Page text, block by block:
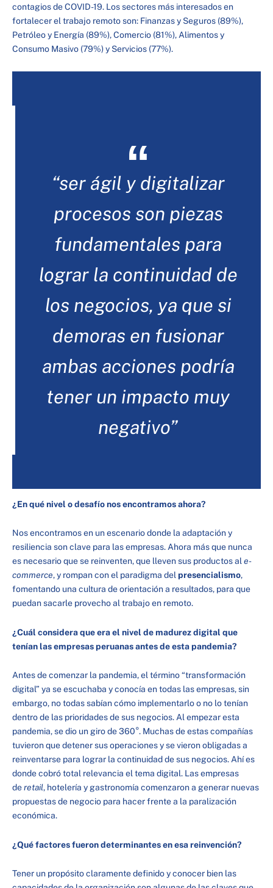
contagios de COVID-19. Los sectores más interesados en
fortalecer el trabajo remoto son: Finanzas y Seguros (89%),
Petróleo y Energía (89%), Comercio (81%), Alimentos y
Consumo Masivo (79%) y Servicios (77%).
“ser ágil y digitalizar
procesos son piezas
fundamentales para
lograr la continuidad de
los negocios, ya que si
demoras en fusionar
ambas acciones podría
tener un impacto muy
negativo”
¿En qué nivel o desafío nos encontramos ahora?
Nos encontramos en un escenario donde la adaptación y
resiliencia son clave para las empresas. Ahora más que nunca
es necesario que se reinventen, que lleven sus productos ale-
commerce, y rompan con el paradigma delpresencialismo,
fomentando una cultura de orientación a resultados, para que
puedan sacarle provecho al trabajo en remoto.
¿Cuál considera que era el nivel de madurez digital que
tenían las empresas peruanas antes de esta pandemia?
Antes de comenzar la pandemia, el término “transformación
digital” ya se escuchaba y conocía en todas las empresas, sin
embargo, no todas sabían cómo implementarlo o no lo tenían
dentro de las prioridades de sus negocios. Al empezar esta
pandemia, se dio un giro de 360°. Muchas de estas compañías
tuvieron que detener sus operaciones y se vieron obligadas a
reinventarse para lograr la continuidad de sus negocios. Ahí es
donde cobró total relevancia el tema digital. Las empresas
deretail, hotelería y gastronomía comenzaron a generar nuevas
propuestas de negocio para hacer frente a la paralización
económica.
¿Qué factores fueron determinantes en esa reinvención?
Tener un propósito claramente definido y conocer bien las